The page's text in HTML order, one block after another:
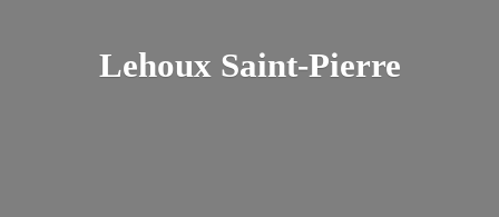
Lehoux Saint-Pierre